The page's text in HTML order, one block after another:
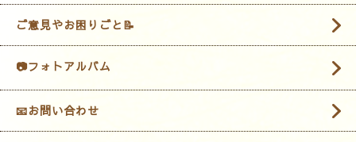
ご意見やお困りごと📝
📷フォトアルバム
📧お問い合わせ